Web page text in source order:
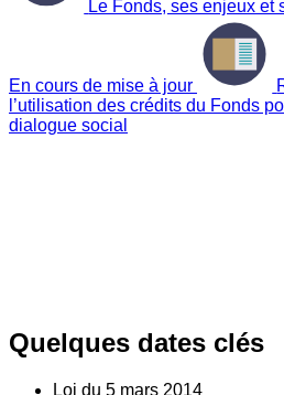
Le Fonds, ses enjeux et
En cours de mise à jour
l’utilisation des crédits du Fonds
dialogue social
Quelques dates clés
Loi du 5 mars 2014